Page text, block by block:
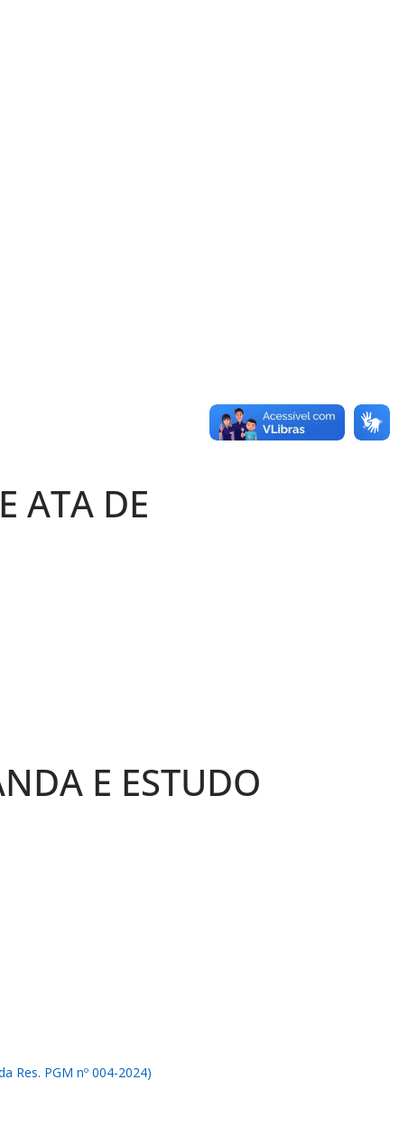
ATA DE
E ESTUDO
Res. PGM nº 004-2024)